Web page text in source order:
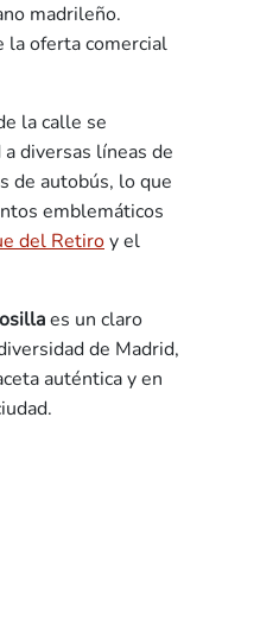
madrileño.
la oferta comercial
la calle se
diversas líneas de
de autobús, lo que
emblemáticos
del Retiroy el
es un claro
de Madrid,
auténtica y en